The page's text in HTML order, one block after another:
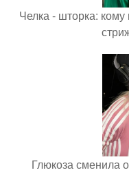
Челка - шторка: кому
Глюкоза сменила